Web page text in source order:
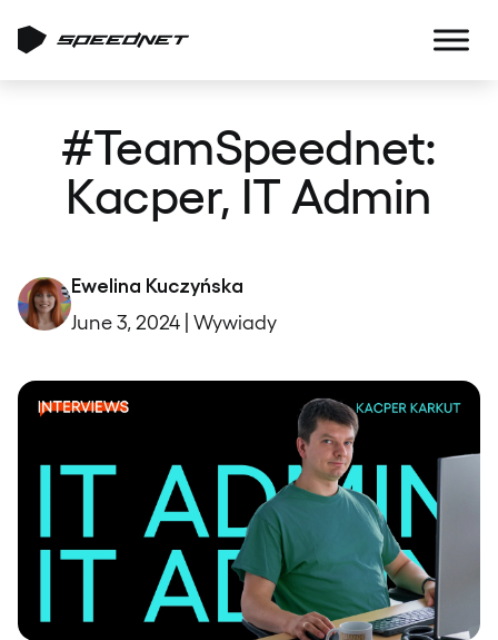
#TeamSpeednet:
Kacper, IT Admin
Ewelina Kuczyńska
June 3, 2024 | Wywiady